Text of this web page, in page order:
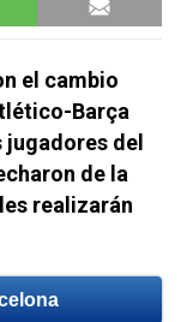
el cambio
Barça
del
de la
realizarán